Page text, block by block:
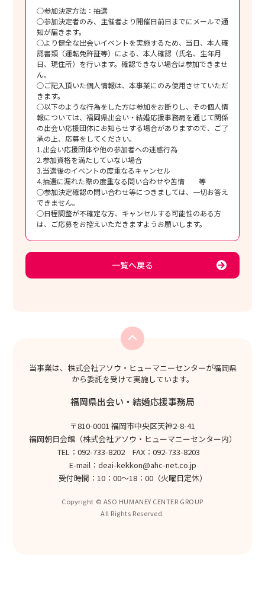
○参加決定方法：抽選
○参加決定者のみ、主催者より開催日前日までにメールで通
知が届きます。
○より健全な出会いイベントを実施するため、当日、本人確
認書類（運転免許証等）による、本人確認（氏名、生年月
日、現住所）を行います。確認できない場合は参加できませ
ん。
○ご記入頂いた個人情報は、本事業にのみ使用させていただ
きます。
○以下のような行為をした方は参加をお断りし、その個人情
報については、福岡県出会い・結婚応援事務局を通じて関係
の出会い応援団体にお知らせする場合がありますので、ご了
承の上、応募をしてください。
1.出会い応援団体や他の参加者への迷惑行為
2.参加資格を満たしていない場合
3.当選後のイベントの度重なるキャンセル
4.抽選に漏れた際の度重なる問い合わせや苦情 等
○参加決定確認の問い合わせ等につきましては、一切お答え
できません。
○日程調整が不確定な方、キャンセルする可能性のある方
は、ご応募をお控えいただきますようお願いします。
一覧へ戻る
当事業は、株式会社アソウ・ヒューマニーセンターが福岡県
から委託を受けて実施しています。
福岡県出会い・結婚応援事務局
〒810-0001 福岡市中央区天神2-8-41
福岡朝日会館（株式会社アソウ・ヒューマニーセンター内）
TEL：092-733-8202 FAX：092-733-8203
E-mail： deai-kekkon@ahc-net.co.jp
受付時間：10：00～18：00（火曜日定休）
Copyright © ASO HUMANEY CENTER GROUP
All Rights Reserved.